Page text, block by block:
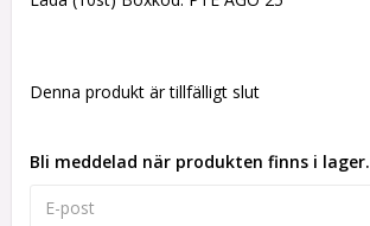
Denna produkt är tillfälligt slut
Bli meddelad när produkten finns i lager.